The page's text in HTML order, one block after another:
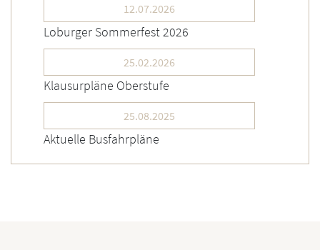
12.07.2026
Loburger Sommerfest 2026
25.02.2026
Klausurpläne Oberstufe
25.08.2025
Aktuelle Busfahrpläne